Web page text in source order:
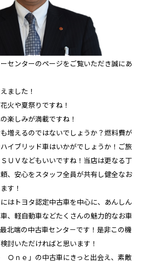
センターのページをご覧いただき誠にあ
ました！
火や夏祭りですね！
楽しみが満載ですね！
増えるのではないでしょうか？燃料費が
イブリッド車はいかがでしょうか！ご旅
ＵＶなどもいいですね！当店は更なる丁
、安心をスタッフ全員が共有し健全なお
す！
はトヨタ認定中古車を中心に、あんしん
、軽自動車などたくさんの魅力的なお車
北端の中古車センタ－です！是非この機
討いただければと思います！
Ｏｎｅ」の中古車にきっと出会え、素敵